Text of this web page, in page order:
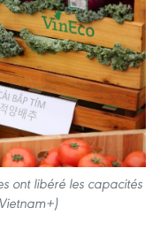
ont libéré les capacités